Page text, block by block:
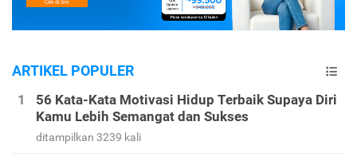
ARTIKEL POPULER
56 Kata-Kata Motivasi Hidup Terbaik Supaya Diri
Kamu Lebih Semangat dan Sukses
ditampilkan 3239 kali